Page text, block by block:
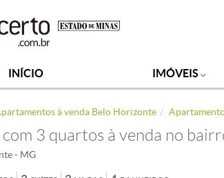
INÍCIO IMÓVEIS
à venda Belo Horizonte
3 quartos à venda no
- MG